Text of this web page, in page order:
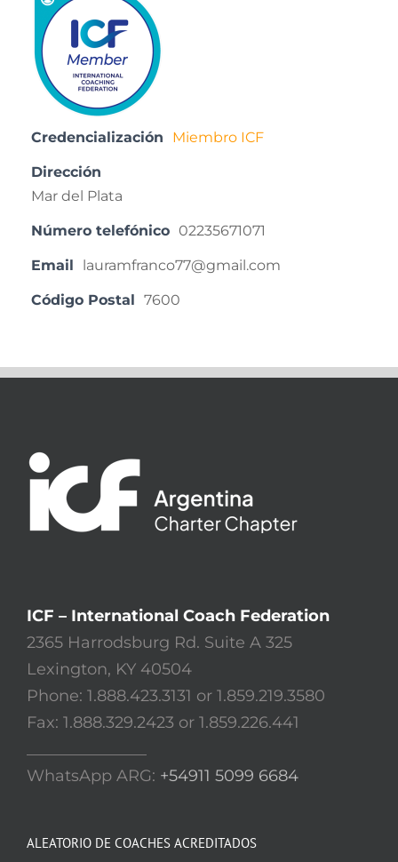
Credencialización Miembro ICF
Dirección
Mar del Plata
Número telefónico 02235671071
Email lauramfranco77@gmail.com
Código Postal 7600
ICF – International Coach Federation
2365 Harrodsburg Rd. Suite A 325
Lexington, KY 40504
Phone: 1.888.423.3131 or 1.859.219.3580
Fax: 1.888.329.2423 or 1.859.226.441
WhatsApp ARG: +54911 5099 6684
ALEATORIO DE COACHES ACREDITADOS